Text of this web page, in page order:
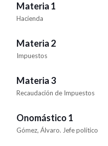
Materia 1
Hacienda
Materia 2
Impuestos
Materia 3
Recaudación de Impuestos
Onomástico 1
Gómez, Álvaro. Jefe político